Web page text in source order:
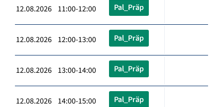
12.08.2026 11:00-12:00 Pal_Präp
12.08.2026 12:00-13:00 Pal_Präp
12.08.2026 13:00-14:00 Pal_Präp
12.08.2026 14:00-15:00 Pal_Präp